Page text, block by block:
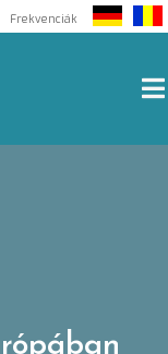
Frekvenciák